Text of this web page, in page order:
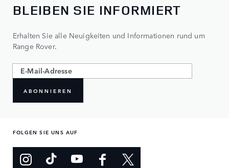
BLEIBEN SIE INFORMIERT
Erhalten Sie alle Neuigkeiten und Informationen rund um
Range Rover.
ABONNIEREN
FOLGEN SIE UNS AUF